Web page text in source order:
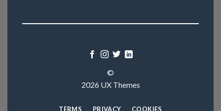
©
2026 UX Themes
TERMS PRIVACY COOKIES